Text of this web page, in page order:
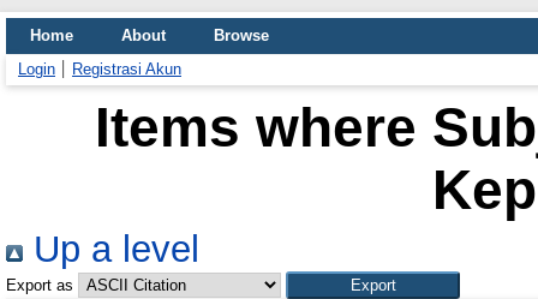
Home About
Browse
Login
Registrasi Akun
Items where
Up a level
Export as